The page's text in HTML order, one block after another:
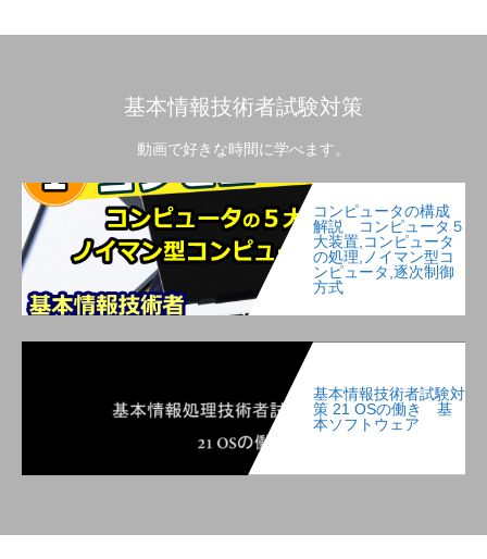
基本情報技術者試験対策
動画で好きな時間に学べます。
コンピュータの構成
解説 コンピュータ５
大装置,コンピュータ
の処理,ノイマン型コ
ンピュータ,逐次制御
方式
基本情報技術者試験対
策 21 OSの働き 基
本ソフトウェア